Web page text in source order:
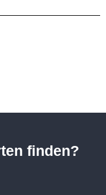
finden?